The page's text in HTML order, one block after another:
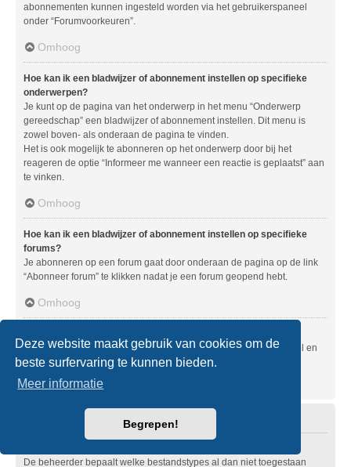
Deze website maakt gebruik van cookies om de
beste surfervaring te kunnen bieden.
Meer informatie
Begrepen!
abonnementen kunnen ingesteld worden via het gebruikerspaneel
onder “Forumvoorkeuren”.
Omhoog
Hoe kan ik een bladwijzer of abonnement instellen op specifieke
onderwerpen?
Je kunt op de pagina van het onderwerp in het menu “Onderwerp
gereedschap” een bladwijzer of abonnement instellen. Dit menu is
zowel boven- als onderaan de pagina te vinden.
Het is ook mogelijk te abonneren op het onderwerp door bij het
reageren de optie “Informeer me wanneer een reactie is geplaatst” aan
te vinken.
Omhoog
Hoe kan ik een bladwijzer of abonnement instellen op specifieke
forums?
Je abonneren op een forum gaat door onderaan de pagina op de link
“Abonneer forum” te klikken nadat je een forum geopend hebt.
Omhoog
Om je abonnement op te zeggen, ga je naar het gebruikerspaneel en
klik je op de hier voor dienende links.
Omhoog
De beheerder bepaalt welke bestandstypes al dan niet toegestaan